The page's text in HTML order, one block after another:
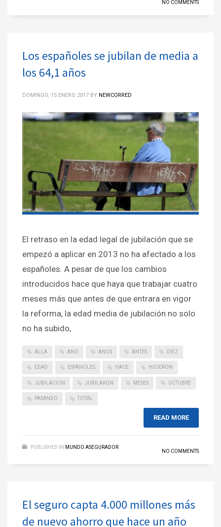
NO COMMENTS
Los españoles se jubilan de media a
los 64,1 años
DOMINGO, 15 ENERO 2017 BY NEWCORRED
El retraso en la edad legal de jubilación que se
empezó a aplicar en 2013 no ha afectado a los
españoles. A pesar de que los cambios
introducidos hace que haya que trabajar cuatro
meses más que antes de que entrara en vigor
la reforma, la edad media de jubilación no solo
no ha subido,
ALLA ANO ANOS ANTES DIEZ
EDAD ESPANOLES HACE HICIERON
JUBILACION JUBILARON MESES OCTUBRE
PASANDO TOTAL
READ MORE
PUBLISHED IN MUNDO ASEGURADOR
NO COMMENTS
El seguro capta 4.000 millones más
de nuevo ahorro que hace un año